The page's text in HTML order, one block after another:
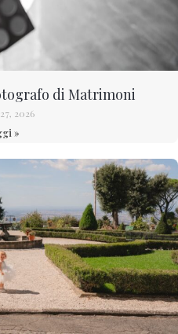
di Matrimoni
2026
»